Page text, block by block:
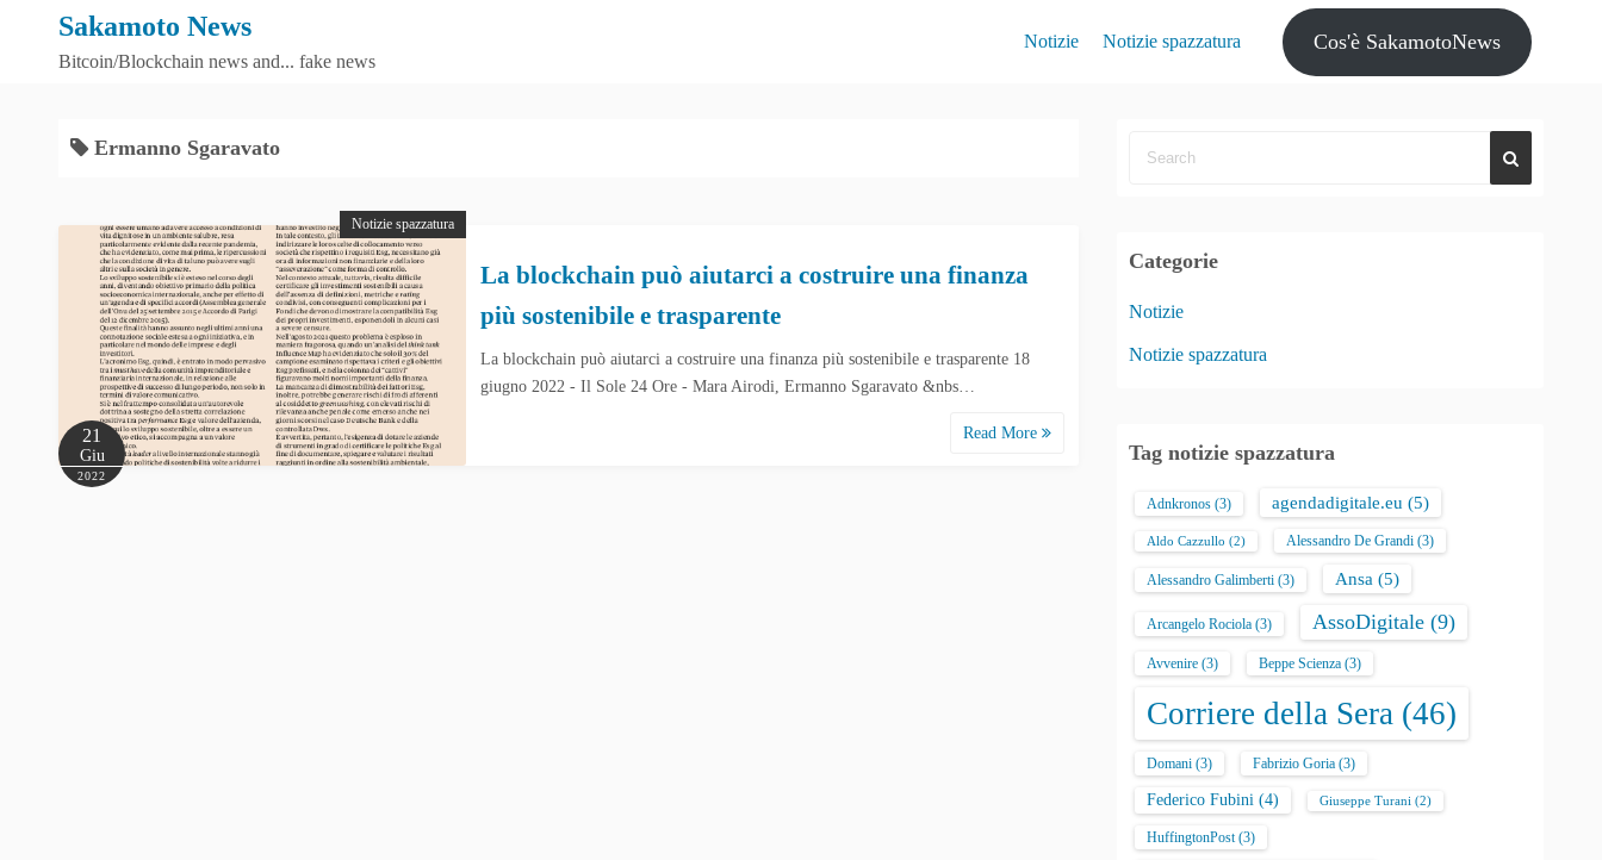
Sakamoto News
Bitcoin/Blockchain news and... fake news
Notizie Notizie spazzatura Cos'è SakamotoNews
Ermanno Sgaravato
Notizie spazzatura
21
Giu
2022
La blockchain può aiutarci a costruire una finanza
più sostenibile e trasparente
La blockchain può aiutarci a costruire una finanza più sostenibile e trasparente 18
giugno 2022 - Il Sole 24 Ore - Mara Airodi, Ermanno Sgaravato &nbs…
Read More
Categorie
Notizie
Notizie spazzatura
Tag notizie spazzatura
Adnkronos (3) agendadigitale.eu (5)
Aldo Cazzullo (2) Alessandro De Grandi (3)
Alessandro Galimberti (3) Ansa (5)
Arcangelo Rociola (3) AssoDigitale (9)
Avvenire (3) Beppe Scienza (3)
Corriere della Sera (46)
Domani (3) Fabrizio Goria (3)
Federico Fubini (4) Giuseppe Turani (2)
HuffingtonPost(3)